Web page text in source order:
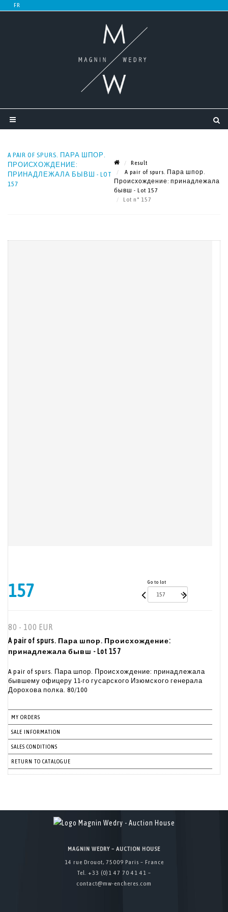
A PAIR OF SPURS. ПАРА ШПОР.
ПРОИСХОЖДЕНИЕ:
ПРИНАДЛЕЖАЛА БЫВШ - LOT
157
Result
A pair of spurs. Пара шпор.
Происхождение: принадлежала
бывш - Lot 157
Lot n° 157
157 Go to lot
80 - 100 EUR
A pair of spurs. Пара шпор. Происхождение:
принадлежала бывш - Lot 157
A pair of spurs. Пара шпор. Происхождение: принадлежала
бывшему офицеру 11-го гусарского Изюмского генерала
Дорохова полка. 80/100
MY ORDERS
SALE INFORMATION
SALES CONDITIONS
RETURN TO CATALOGUE
MAGNIN WEDRY – AUCTION HOUSE
14 rue Drouot, 75009 Paris – France
Tel. +33 (0)1 47 70 41 41 –
contact@mw-encheres.com